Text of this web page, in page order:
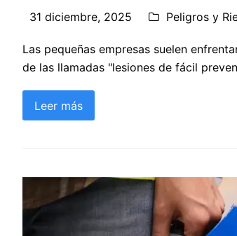
31 diciembre, 2025 Peligros y
Las pequeñas empresas suelen
de las llamadas "lesiones de fácil
Leer más